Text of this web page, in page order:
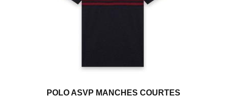
POLO ASVP MANCHES COURTES